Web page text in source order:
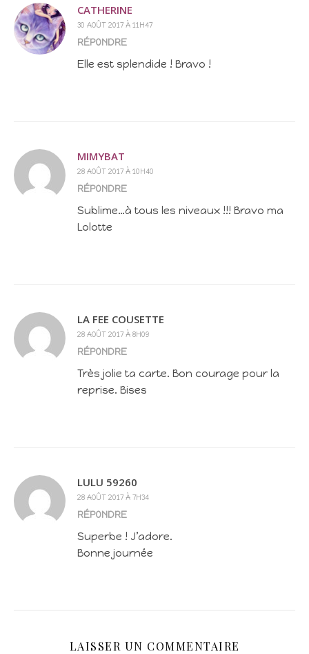
CATHERINE
30 AOÛT 2017 À 11H47
RÉPONDRE
Elle est splendide ! Bravo !
MIMYBAT
28 AOÛT 2017 À 10H40
RÉPONDRE
Sublime…à tous les niveaux !!! Bravo ma
Lolotte
LA FEE COUSETTE
28 AOÛT 2017 À 8H09
RÉPONDRE
Très jolie ta carte. Bon courage pour la
reprise. Bises
LULU 59260
28 AOÛT 2017 À 7H34
RÉPONDRE
Superbe ! J’adore.
Bonne journée
LAISSER UN COMMENTAIRE